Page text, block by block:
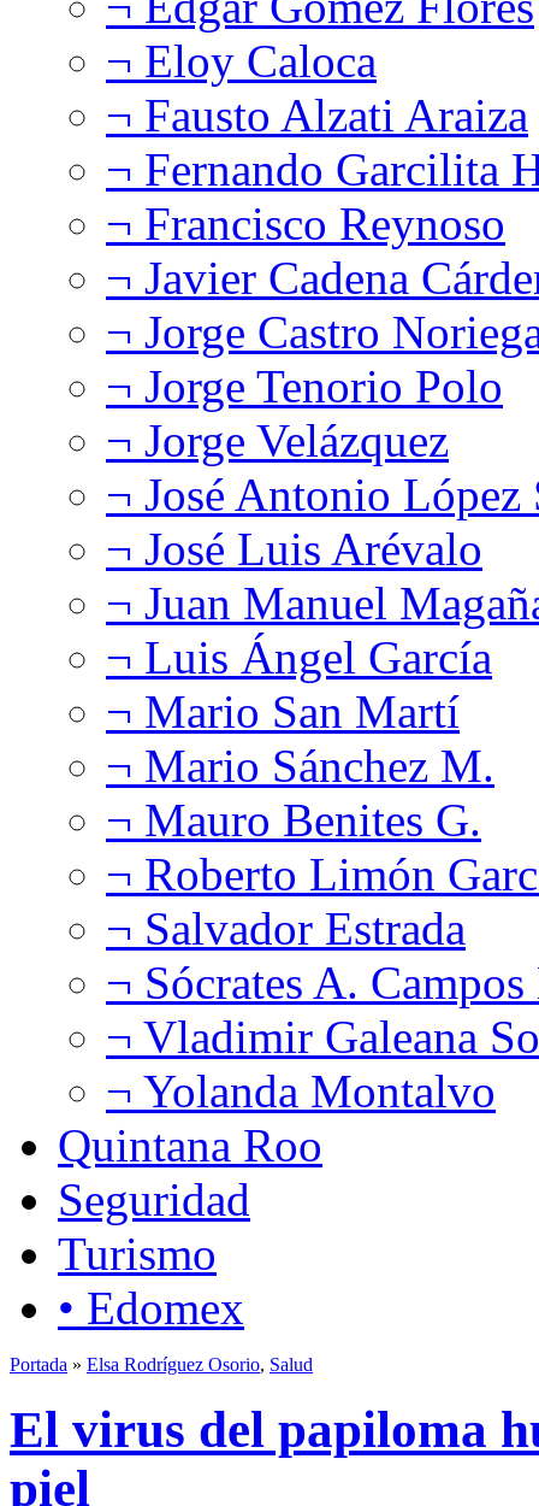
¬ Eloy Caloca
¬ Fausto Alzati Araiza
¬ Fernando Garcilita
¬ Francisco Reynoso
¬ Javier Cadena
¬ Jorge Castro
¬ Jorge Tenorio Polo
¬ Jorge Velázquez
¬ José Antonio López
¬ José Luis Arévalo
¬ Juan Manuel
¬ Luis Ángel García
¬ Mario San Martí
¬ Mario Sánchez M.
¬ Mauro Benites G.
¬ Roberto Limón
¬ Salvador Estrada
¬ Sócrates A.
¬ Vladimir Galeana
¬ Yolanda Montalvo
Quintana Roo
Seguridad
Turismo
• Edomex
Portada » Elsa Rodríguez Osorio, Salud
El virus del papiloma
piel